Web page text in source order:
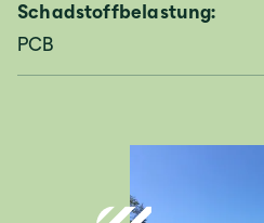
Schadstoffbelastung:
PCB
Österreich